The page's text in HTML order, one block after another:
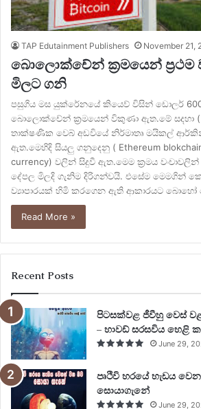
TAP Edutainment Publishers November 21,
බොලොක්චේන් ක්‍රමයෙන් ප්‍රථම
මිලට ගනි
පසුගිය මස යුක්රේනයේ කියෙව් විසින් ඩොලර්
බොලොක්චේන් ක්‍රමයෙන් විකුණා ඇත.මේ සදහා (
තාක්ෂණික වෙබ් අඩවියේ නිර්මාතෘ මයිකල්
ඇත.මෙහිදි සියලු ගනුදෙනු ( Ethereum
currency) වලින් සිදුවී ඇත.මෙම ක්‍රමය
දේපල මිලදි ගැනිම දිරිගන්වයි. එසේම මෙමගින්
ව්‍යාපාරයක් හිමි කරගෙන ඇති ආකාරයට බොහෝ
Read More »
Recent Posts
පිටසක්වළ ජීවීහු වෙස්
– හාවඩ් සරසවිය හෙළි
June 29,
පෘථිවි හරයේ හැඩය
සොයාගැනේ
June 29,